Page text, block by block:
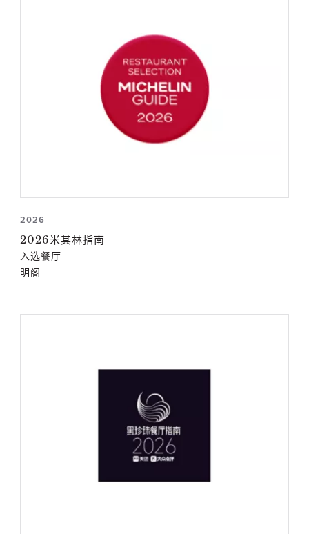
2026
2026米其林指南
入选餐厅
明阁